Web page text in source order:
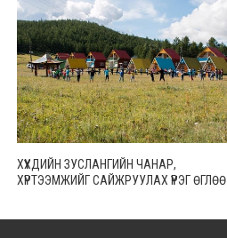
ХҮҮХДИЙН ЗУСЛАНГИЙН ЧАНАР,
ХҮРТЭЭМЖИЙГ САЙЖРУУЛАХ ҮҮРЭГ ӨГЛӨӨ